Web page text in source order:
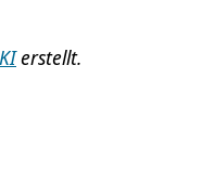
erstellt.